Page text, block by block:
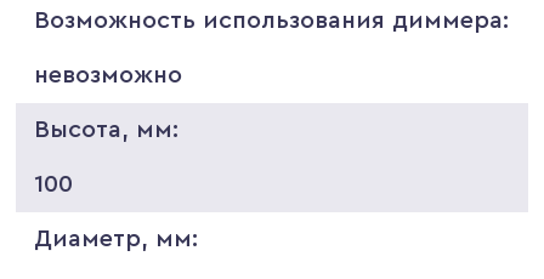
Возможность использования диммера:
невозможно
Высота, мм:
100
Диаметр, мм: